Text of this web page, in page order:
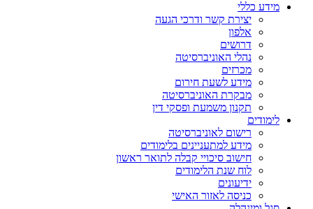
מידע כללי
יצירת קשר ודרכי הגעה
אלפון
דרושים
נהלי האוניברסיטה
מכרזים
מידע לשעת חירום
מבקרת האוניברסיטה
תקנון משמעת ופסקי דין
לימודים
רישום לאוניברסיטה
מידע למתעניינים בלימודים
חישוב סיכויי קבלה לתואר ראשון
לוח שנת הלימודים
ידיעונים
כניסה לאזור האישי